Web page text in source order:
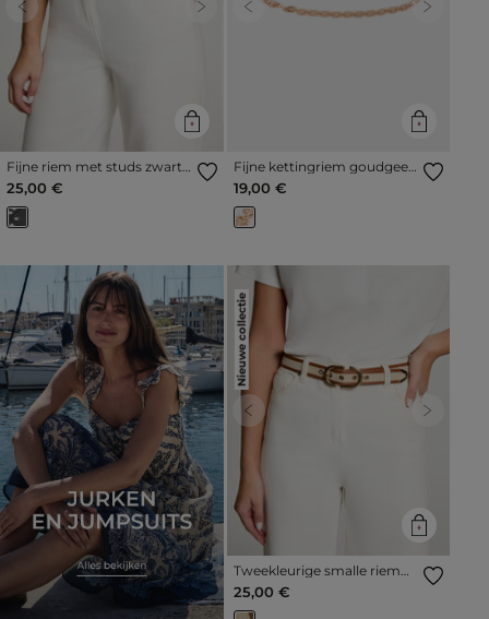
Previous Next
Fijne riem met studs zwart
vrouw
25,00 €
Previous Next
Fijne kettingriem goudgeel
vrouw
19,00 €
Nieuwe collectie
Previous Next
Tweekleurige smalle riem
beige vrouw
25,00 €